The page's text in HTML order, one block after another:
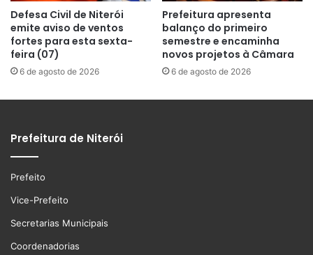
Defesa Civil de Niterói
emite aviso de ventos
fortes para esta sexta-
feira (07)
6 de agosto de 2026
Prefeitura apresenta
balanço do primeiro
semestre e encaminha
novos projetos à Câmara
6 de agosto de 2026
Prefeitura de Niterói
Prefeito
Vice-Prefeito
Secretarias Municipais
Coordenadorias